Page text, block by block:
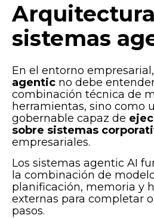
sistemas
En el entorno
agentic no debe
combinación técnica de
herramientas, sino como
gobernable capaz de
sobre sistemas
empresariales.
Los sistemas agentic AI
la combinación de
planificación, memoria y
externas para completar
pasos.